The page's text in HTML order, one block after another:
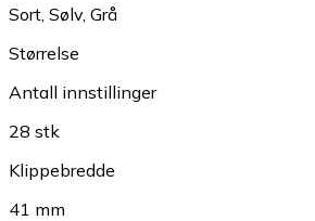
Sort Sølv, Grå
Størrelse
Antall innstillinger
28 stk
Klippebredde
41 mm